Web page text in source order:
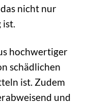
nicht nur
ist.
hochwertiger
schädlichen
ist. Zudem
und